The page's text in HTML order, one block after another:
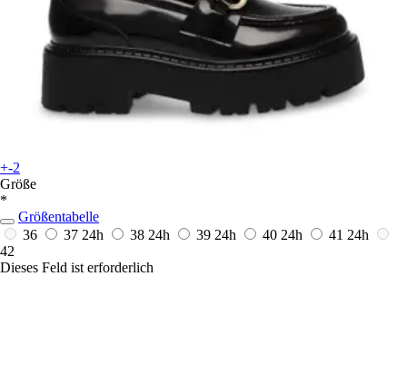
+-2
Größe
*
Größentabelle
36
37 24h 38 24h 39 24h 40 24h 41 24h
42
Dieses Feld ist erforderlich